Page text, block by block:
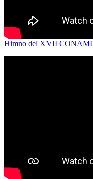
Himno del XVII CONAMI